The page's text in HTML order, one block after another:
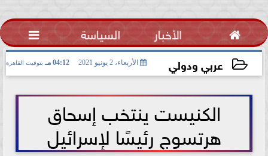
 الأخبار السياسة 
عربي ودولي الأربعاء، 2 يونيو 2021 04:12 مـ بتوقيت القاهرة
الكنيست ينتخب إسحاق
هرتسوج رئيسًا لإسرائيل